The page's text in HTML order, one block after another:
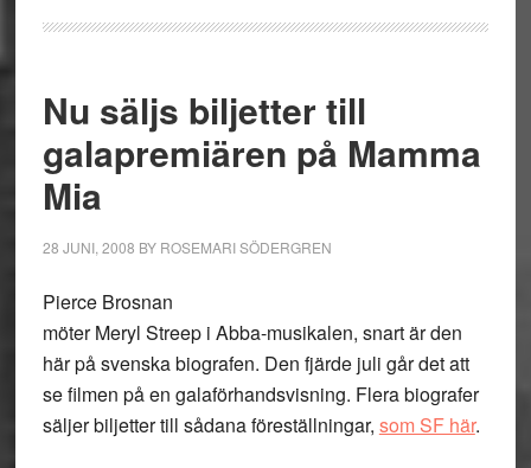
Nu säljs biljetter till
galapremiären på Mamma
Mia
28 JUNI, 2008 BY ROSEMARI SÖDERGREN
Pierce Brosnan
möter Meryl Streep i Abba-musikalen, snart är den
här på svenska biografen. Den fjärde juli går det att
se filmen på en galaförhandsvisning. Flera biografer
säljer biljetter till sådana föreställningar, som SF här.